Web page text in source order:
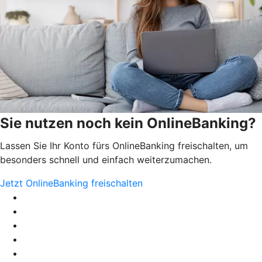
Sie nutzen noch kein OnlineBanking?
Lassen Sie Ihr Konto fürs OnlineBanking freischalten, um
besonders schnell und einfach weiterzumachen.
Jetzt OnlineBanking freischalten